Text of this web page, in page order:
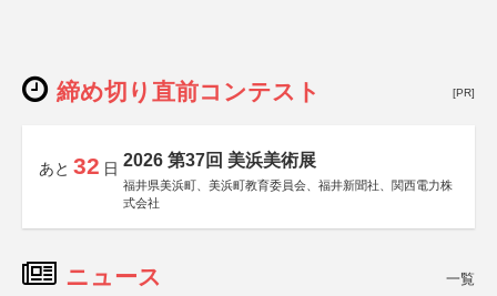
締め切り直前コンテスト [PR]
あと 32 日 2026 第37回 美浜美術展
福井県美浜町、美浜町教育委員会、福井新聞社、関西電力株
式会社
ニュース 一覧